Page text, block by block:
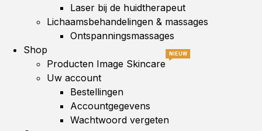
Laser bij de huidtherapeut
Lichaamsbehandelingen & massages
Ontspanningsmassages
Shop
Producten Image Skincare
NIEUW
Uw account
Bestellingen
Accountgegevens
Wachtwoord vergeten